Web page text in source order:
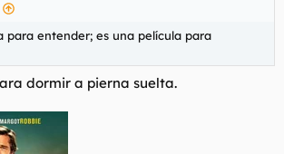
para entender; es una película para
dormir a pierna suelta.